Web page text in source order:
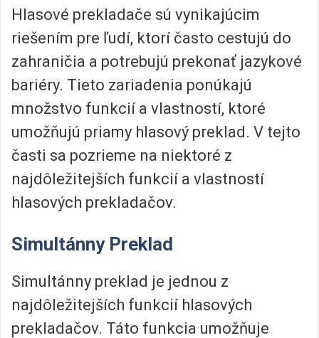
Hlasové prekladače sú vynikajúcim
riešením pre ľudí, ktorí často cestujú do
zahraničia a potrebujú prekonať jazykové
bariéry. Tieto zariadenia ponúkajú
množstvo funkcií a vlastností, ktoré
umožňujú priamy hlasový preklad. V tejto
časti sa pozrieme na niektoré z
najdôležitejších funkcií a vlastností
hlasových prekladačov.
Simultánny Preklad
Simultánny preklad je jednou z
najdôležitejších funkcií hlasových
prekladačov. Táto funkcia umožňuje